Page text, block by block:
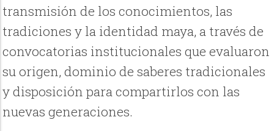
transmisión de los conocimientos, las
tradiciones y la identidad maya, a través de
convocatorias institucionales que evaluaron
su origen, dominio de saberes tradicionales
y disposición para compartirlos con las
nuevas generaciones.